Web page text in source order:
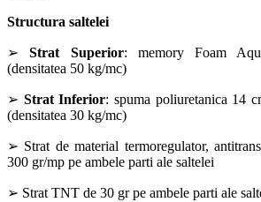
Structura saltelei
➢Strat Superior: memory Foam
(densitatea 50 kg/mc)
➢ Strat Inferior: spuma poliuretanica 14
(densitatea 30 kg/mc)
➢ Strat de material termoregulator,
300 gr/mp pe ambele parti ale saltelei
➢ Strat TNT de 30 gr pe ambele parti ale